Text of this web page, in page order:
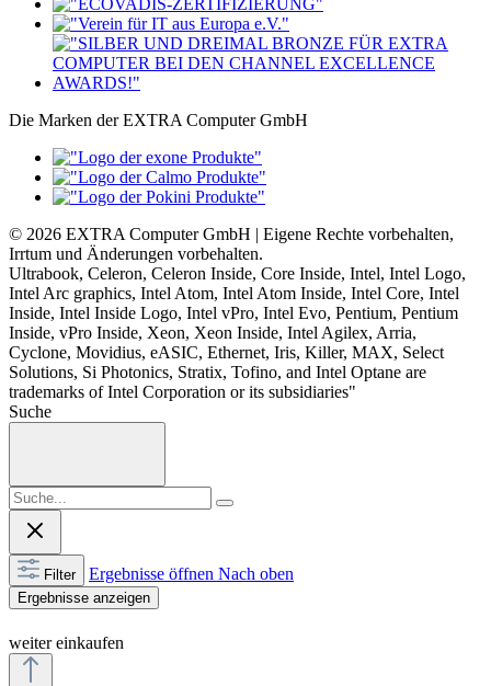
Die Marken der EXTRA Computer GmbH
© 2026 EXTRA Computer GmbH | Eigene Rechte vorbehalten,
Irrtum und Änderungen vorbehalten.
Ultrabook, Celeron, Celeron Inside, Core Inside, Intel, Intel Logo,
Intel Arc graphics, Intel Atom, Intel Atom Inside, Intel Core, Intel
Inside, Intel Inside Logo, Intel vPro, Intel Evo, Pentium, Pentium
Inside, vPro Inside, Xeon, Xeon Inside, Intel Agilex, Arria,
Cyclone, Movidius, eASIC, Ethernet, Iris, Killer, MAX, Select
Solutions, Si Photonics, Stratix, Tofino, and Intel Optane are
trademarks of Intel Corporation or its subsidiaries"
Suche
Filter Ergebnisse öffnen Nach oben
Ergebnisse anzeigen
weiter einkaufen